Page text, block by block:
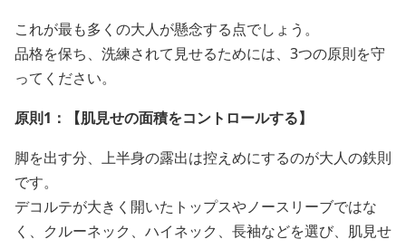
これが最も多くの大人が懸念する点でしょう。
品格を保ち、洗練されて見せるためには、3つの原則を守
ってください。
原則1：【肌見せの面積をコントロールする】
脚を出す分、上半身の露出は控えめにするのが大人の鉄則
です。
デコルテが大きく開いたトップスやノースリーブではな
く、クルーネック、ハイネック、長袖などを選び、肌見せ